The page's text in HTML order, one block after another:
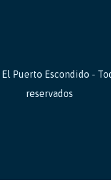
Puerto Escondido -
reservados